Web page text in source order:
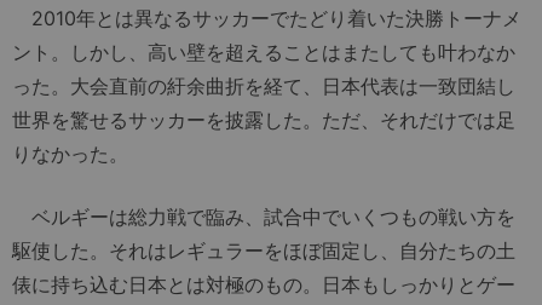
2010年とは異なるサッカーでたどり着いた決勝トーナメ
ント。しかし、高い壁を超えることはまたしても叶わなか
った。大会直前の紆余曲折を経て、日本代表は一致団結し
世界を驚せるサッカーを披露した。ただ、それだけでは足
りなかった。
ベルギーは総力戦で臨み、試合中でいくつもの戦い方を
駆使した。それはレギュラーをほぼ固定し、自分たちの土
俵に持ち込む日本とは対極のもの。日本もしっかりとゲー